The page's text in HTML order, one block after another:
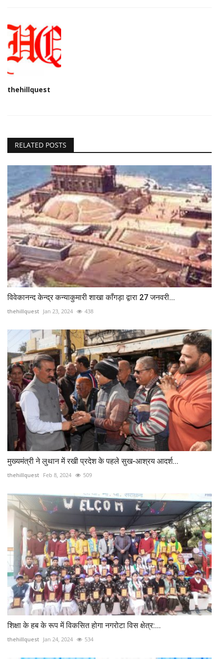
thehillquest
RELATED POSTS
विवेकानन्द केन्द्र कन्याकुमारी शाखा काँगड़ा द्वारा 27 जनवरी...
thehillquest Jan 23, 2024 438
मुख्यमंत्री ने लुथान में रखी प्रदेश के पहले सुख-आश्रय आदर्श...
thehillquest Feb 8, 2024 509
शिक्षा के हब के रूप में विकसित होगा नगरोटा विस क्षेत्र:...
thehillquest Jan 24, 2024 534